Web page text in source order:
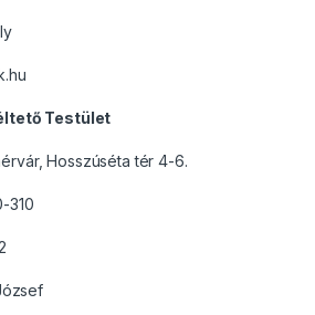
Testület
Hosszúséta tér 4-6.
310